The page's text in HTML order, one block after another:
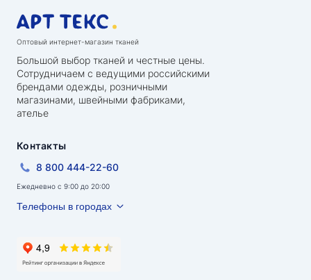
Оптовый интернет-магазин тканей
Большой выбор тканей и честные цены.
Сотрудничаем с ведущими российскими
брендами одежды, розничными
магазинами, швейными фабриками,
ателье
Контакты
8 800 444-22-60
Ежедневно с 9:00 до 20:00
Телефоны в городах